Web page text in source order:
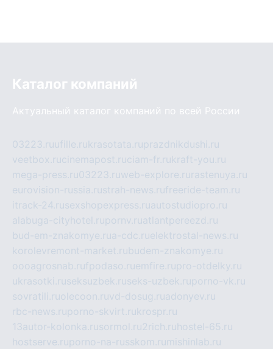
Каталог компаний
Актуальный каталог компаний по всей России
03223.ruufille.rukrasotata.ruprazdnikdushi.ru
veetbox.rucinemapost.ruciam-fr.rukraft-you.ru
mega-press.ru03223.ruweb-explore.ru rastenuya.ru
eurovision-russia.rustrah-news.rufreeride-team.ru
itrack-24.rusexshopexpress.ruautostudiopro.ru
alabuga-cityhotel.rupornv.ruatlantpereezd.ru
bud-em-znakomye.rua-cdc.ruelektrostal-news.ru
korolevremont-market.rubudem-znakomye.ru
oooagrosnab.rufpodaso.ruemfire.rupro-otdelky.ru
ukrasotki.ruseksuzbek.ruseks-uzbek.ruporno-vk.ru
sovratili.ruolecoon.ruvd-dosug.ruadonyev.ru
rbc-news.ruporno-skvirt.rukrospr.ru
13autor-kolonka.rusormol.ru2rich.ru hostel-65.ru
hostserve.ruporno-na-russkom.ru mishinlab.ru